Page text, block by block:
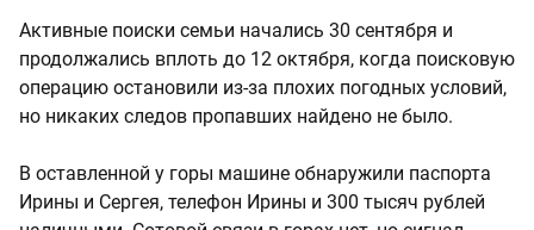
Активные поиски семьи начались 30 сентября и
продолжались вплоть до 12 октября, когда поисковую
операцию остановили из-за плохих погодных условий,
но никаких следов пропавших найдено не было.
В оставленной у горы машине обнаружили паспорта
Ирины и Сергея, телефон Ирины и 300 тысяч рублей